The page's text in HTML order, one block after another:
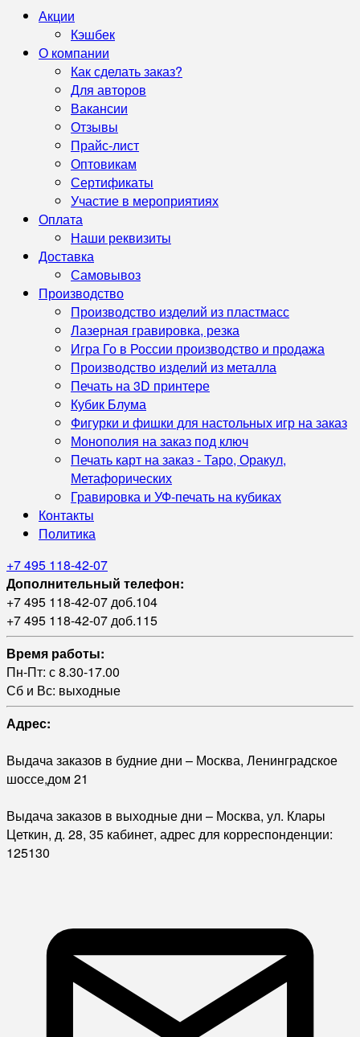
Акции
Кэшбек
О компании
Как сделать заказ?
Для авторов
Вакансии
Отзывы
Прайс-лист
Оптовикам
Сертификаты
Участие в мероприятиях
Оплата
Наши реквизиты
Доставка
Самовывоз
Производство
Производство изделий из пластмасс
Лазерная гравировка, резка
Игра Го в России производство и продажа
Производство изделий из металла
Печать на 3D принтере
Кубик Блума
Фигурки и фишки для настольных игр на заказ
Монополия на заказ под ключ
Печать карт на заказ - Таро, Оракул,
Метафорических
Гравировка и УФ‑печать на кубиках
Контакты
Политика
+7 495 118-42-07
Дополнительный телефон:
+7 495 118-42-07 доб.104
+7 495 118-42-07 доб.115
Время работы:
Пн-Пт: с 8.30-17.00
Сб и Вс: выходные
Адрес:
Выдача заказов в будние дни – Москва, Ленинградское
шоссе,дом 21
Выдача заказов в выходные дни – Москва, ул. Клары
Цеткин, д. 28, 35 кабинет, адрес для корреспонденции:
125130